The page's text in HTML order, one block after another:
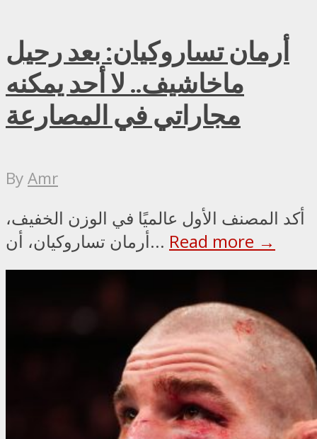
أرمان تساروكيان: بعد رحيل
ماخاشيف.. لا أحد يمكنه
مجاراتي في المصارعة
ByAmr
أكد المصنف الأول عالميًا في الوزن الخفيف،
أرمان تساروكيان، أن... Read more →